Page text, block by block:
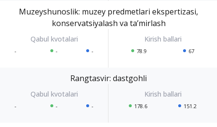
Muzeyshunoslik: muzey predmetlari ekspertizasi,
konservatsiyalash va taʼmirlash
- - - 78.9 67
Rangtasvir: dastgohli
- - - 178.6 151.2